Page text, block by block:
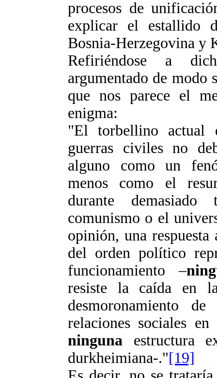
procesos de
explicar el estallido
Bosnia-Herzegovina y
Refiriéndose a
argumentado de modo
que nos parece el
enigma:
"El torbellino actual
guerras civiles no
alguno como un
menos como el
durante
comunismo o el
opinión, una
del orden político
funcionamiento –
resiste la caída en
desmoronamiento
relaciones sociales
ninguna estructura
durkheimiana-."[19]